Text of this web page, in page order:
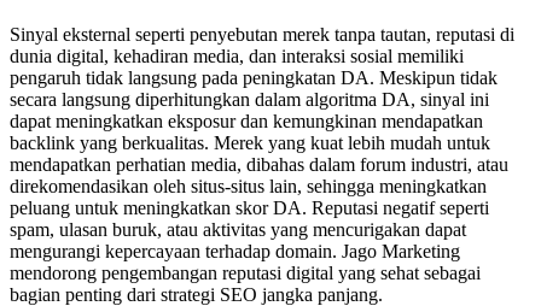
Sinyal eksternal seperti penyebutan merek tanpa tautan, reputasi di
dunia digital, kehadiran media, dan interaksi sosial memiliki
pengaruh tidak langsung pada peningkatan DA. Meskipun tidak
secara langsung diperhitungkan dalam algoritma DA, sinyal ini
dapat meningkatkan eksposur dan kemungkinan mendapatkan
backlink yang berkualitas. Merek yang kuat lebih mudah untuk
mendapatkan perhatian media, dibahas dalam forum industri, atau
direkomendasikan oleh situs-situs lain, sehingga meningkatkan
peluang untuk meningkatkan skor DA. Reputasi negatif seperti
spam, ulasan buruk, atau aktivitas yang mencurigakan dapat
mengurangi kepercayaan terhadap domain. Jago Marketing
mendorong pengembangan reputasi digital yang sehat sebagai
bagian penting dari strategi SEO jangka panjang.